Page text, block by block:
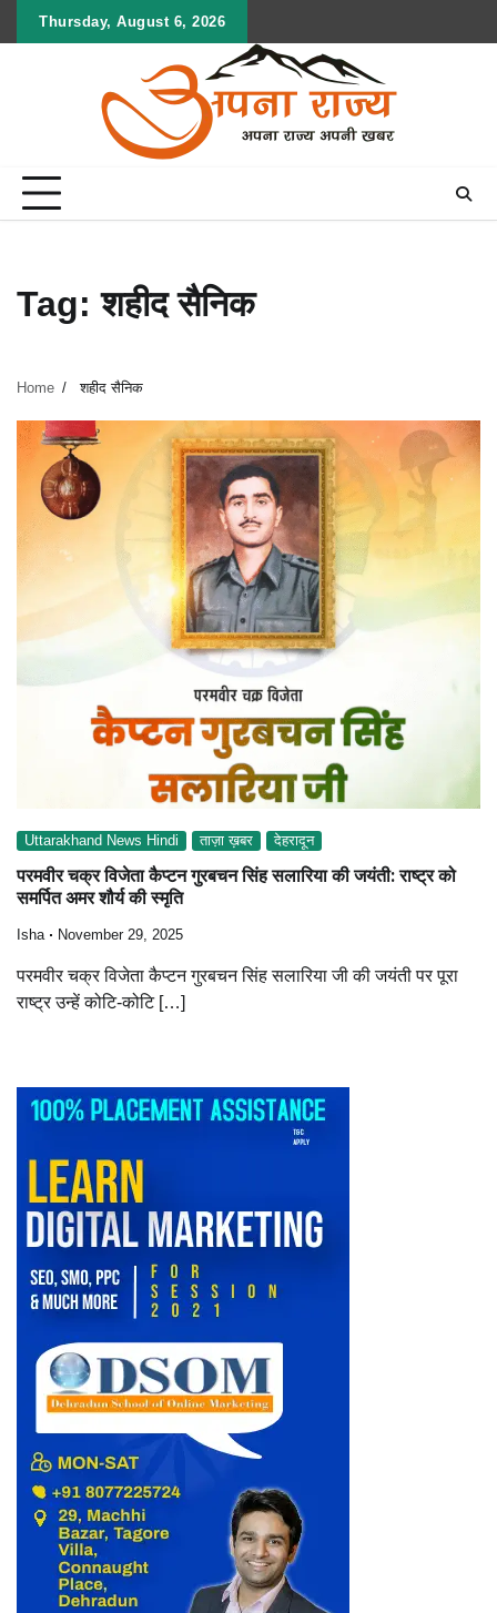
Thursday, August 6, 2026
Tag:शहीद सैनिक
Home शहीद सैनिक
Uttarakhand News Hindi ताज़ा ख़बर देहरादून
परमवीर चक्र विजेता कैप्टन गुरबचन सिंह सलारिया की जयंती: राष्ट्र को
समर्पित अमर शौर्य की स्मृति
Isha November 29, 2025
परमवीर चक्र विजेता कैप्टन गुरबचन सिंह सलारिया जी की जयंती पर पूरा
राष्ट्र उन्हें कोटि-कोटि […]